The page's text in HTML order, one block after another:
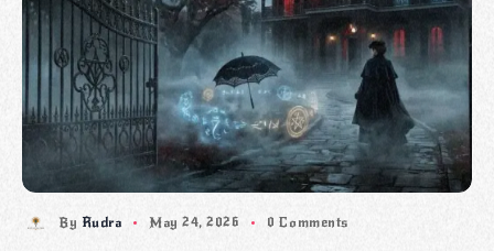
By Rudra May 24, 2026 0 Comments